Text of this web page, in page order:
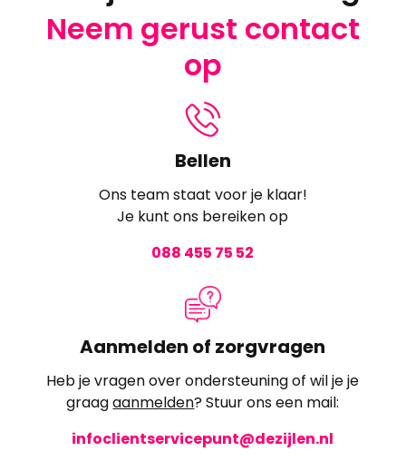
Neem gerust contact
op
Bellen
Ons team staat voor je klaar!
Je kunt ons bereiken op
088 455 75 52
Aanmelden of zorgvragen
Heb je vragen over ondersteuning of wil je je
graagaanmelden? Stuur ons een mail:
infoclientservicepunt@dezijlen.nl